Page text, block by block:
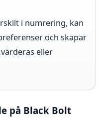
i numrering, kan
och skapar
eller
på Black Bolt